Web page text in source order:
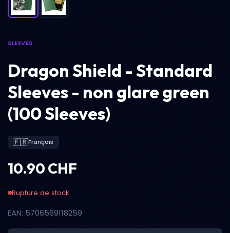
SLEEVES
Dragon Shield - Standard
Sleeves - non glare green
(100 Sleeves)
🇫🇷Français
10.90 CHF
Rupture de stock
EAN: 5706569118259